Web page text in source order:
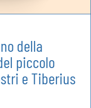
della
piccolo
e Tiberius